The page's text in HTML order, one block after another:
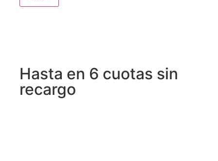
Hasta en 6 cuotas sin
recargo